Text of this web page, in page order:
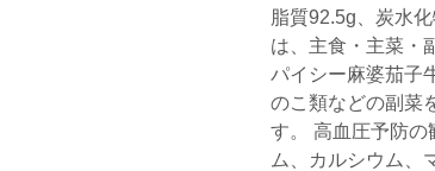
脂質92.5g、炭水
は、主食・主菜・
パイシー麻婆茄子
のこ類などの副菜
す。 高血圧予防の
ム、カルシウム、